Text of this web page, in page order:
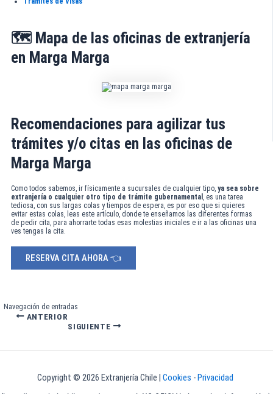
🗺️ Mapa de las oficinas de extranjería
en Marga Marga
Recomendaciones para agilizar tus
trámites y/o citas en las oficinas de
Marga Marga
Como todos sabemos, ir físicamente a sucursales de cualquier tipo, ya sea sobre
extranjería o cualquier otro tipo de trámite gubernamental
, es una tarea
tediosa, con sus largas colas y tiempos de espera, es por eso que si quieres
evitar estas colas, leas este artículo, donde te enseñamos las diferentes formas
de pedir cita, para ahorrarte todas esas molestias iniciales e ir a las oficinas una
ves tengas la cita.
RESERVA CITA AHORA 👈
Navegación de entradas
ANTERIOR
SIGUIENTE
Copyright © 2026 Extranjería Chile | Cookies -Privacidad